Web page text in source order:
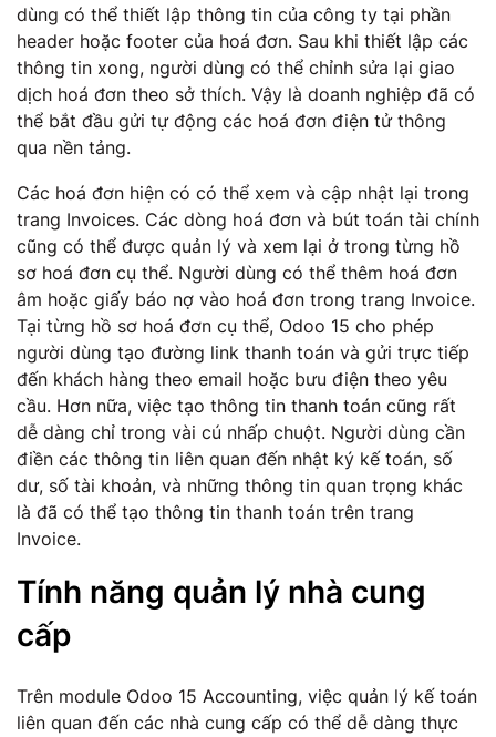
dùng có thể thiết lập thông tin của công ty tại phần
header hoặc footer của hoá đơn. Sau khi thiết lập các
thông tin xong, người dùng có thể chỉnh sửa lại giao
dịch hoá đơn theo sở thích. Vậy là doanh nghiệp đã có
thể bắt đầu gửi tự động các hoá đơn điện tử thông
qua nền tảng.
Các hoá đơn hiện có có thể xem và cập nhật lại trong
trang Invoices. Các dòng hoá đơn và bút toán tài chính
cũng có thể được quản lý và xem lại ở trong từng hồ
sơ hoá đơn cụ thể. Người dùng có thể thêm hoá đơn
âm hoặc giấy báo nợ vào hoá đơn trong trang Invoice.
Tại từng hồ sơ hoá đơn cụ thể, Odoo 15 cho phép
người dùng tạo đường link thanh toán và gửi trực tiếp
đến khách hàng theo email hoặc bưu điện theo yêu
cầu. Hơn nữa, việc tạo thông tin thanh toán cũng rất
dễ dàng chỉ trong vài cú nhấp chuột. Người dùng cần
điền các thông tin liên quan đến nhật ký kế toán, số
dư, số tài khoản, và những thông tin quan trọng khác
là đã có thể tạo thông tin thanh toán trên trang
Invoice.
Tính năng quản lý nhà cung
cấp
Trên module Odoo 15 Accounting, việc quản lý kế toán
liên quan đến các nhà cung cấp có thể dễ dàng thực